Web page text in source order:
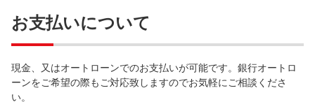
お支払いについて
現金、又はオートローンでのお支払いが可能です。銀行オートロ
ーンをご希望の際もご対応致しますのでお気軽にご相談くださ
い。